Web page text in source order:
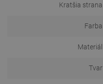
Kratšia strana
Farba
Materiál
Tvar